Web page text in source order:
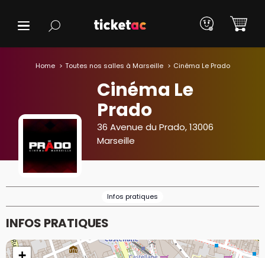
Home Toutes nos salles à Marseille Cinéma Le Prado
Cinéma Le
Prado
36 Avenue du Prado, 13006
Marseille
Infos pratiques
INFOS PRATIQUES